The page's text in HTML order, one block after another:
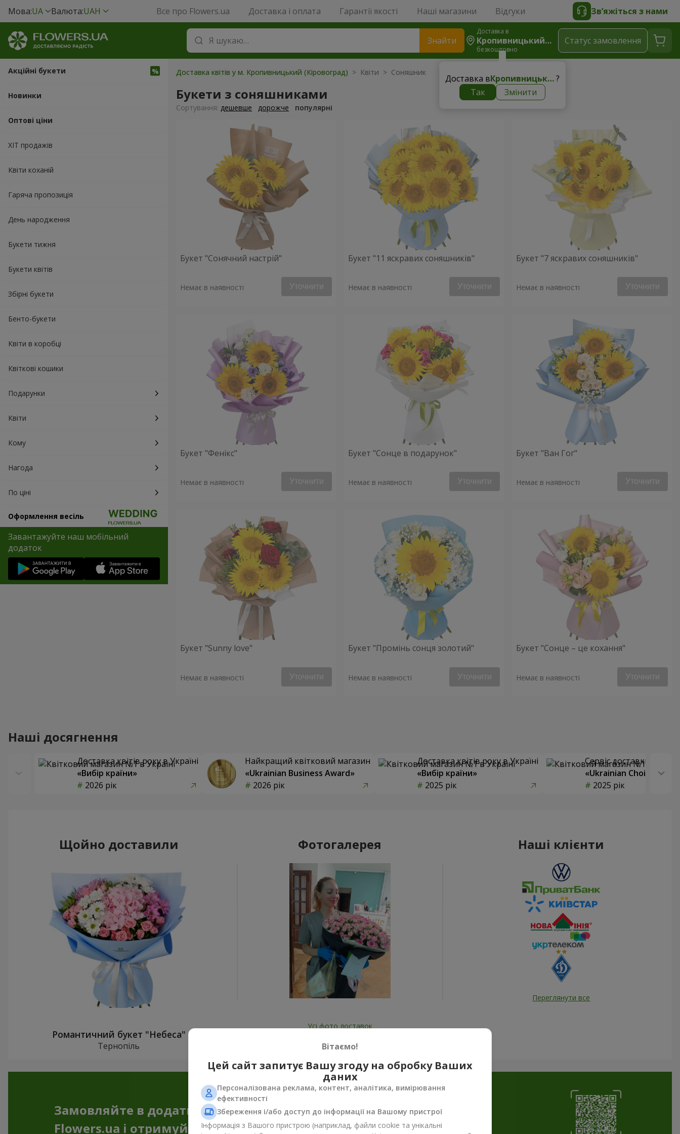
Мова:UA Валюта:UAH Все про Flowers.ua Доставка і оплата Гарантії якості Наші магазини Відгуки Зв’яжіться з нами
Знайти
Доставка в
Кропивницький (Кіровоград)
безкоштовно
Доставка в Кропивницький (Кіровоград)?
Так
Змінити
Статус замовлення
Акційні букети
Новинки
Оптові ціни
ХІТ продажів
Квіти коханій
Гаряча пропозиція
День народження
Букети тижня
Букети квітів
Збірні букети
Бенто-букети
Квіти в коробці
Квіткові кошики
Подарунки
Квіти
Кому
Нагода
По ціні
Оформлення весіль
Завантажуйте наш мобільний
додаток
Доставка квітів у м. Кропивницький (Кіровоград) > Квіти > Соняшник
Букети з соняшниками
Сортування: дешевше дорожче популярні
Букет "Сонячний настрій"
Немає в наявності Уточнити
Букет "11 яскравих соняшників"
Немає в наявності Уточнити
Букет "7 яскравих соняшників"
Немає в наявності Уточнити
Букет "Фенікс"
Немає в наявності Уточнити
Букет "Сонце в подарунок"
Немає в наявності Уточнити
Букет "Ван Гог"
Немає в наявності Уточнити
Букет "Sunny love"
Немає в наявності Уточнити
Букет "Промінь сонця золотий"
Немає в наявності Уточнити
Букет "Сонце – це кохання"
Немає в наявності Уточнити
Наші досягнення
Доставка квітів року в Україні
«Вибір країни»
2026 рік
Найкращий квітковий магазин
«Ukrainian Business Award»
2026 рік
Доставка квітів року в Україні
«Вибір країни»
2025 рік
Сервіс доставки квітів
«Ukrainian Choice»
2025 рік
Щойно доставили
Романтичний букет "Небеса"
Тернопіль
Фотогалерея
Усі фото доставок
Замовити цей товар
Наші клієнти
Переглянути все
Замовляйте в додатку
Flowers.ua і отримуйте бонуси
Вітаємо!
Цей сайт запитує Вашу згоду на обробку Ваших
даних
Персоналізована реклама, контент, аналітика, вимірювання
ефективності
Збереження і/або доступ до інформації на Вашому пристрої
Інформація з Вашого пристрою (наприклад, файли cookie та унікальні